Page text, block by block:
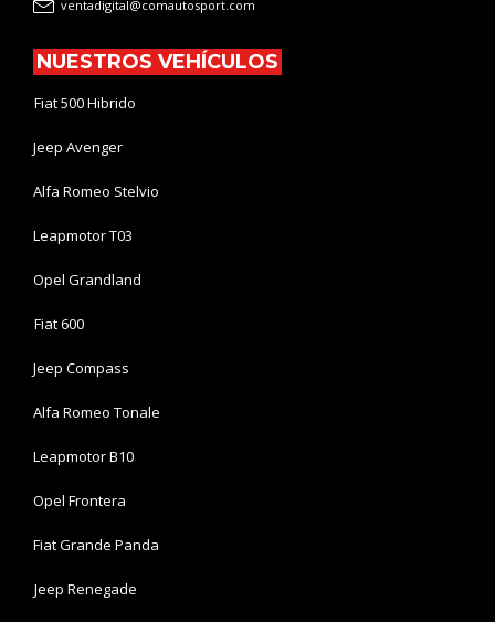
ventadigital@comautosport.com
NUESTROS VEHÍCULOS
Fiat 500 Hibrido
Jeep Avenger
Alfa Romeo Stelvio
Leapmotor T03
Opel Grandland
Fiat 600
Jeep Compass
Alfa Romeo Tonale
Leapmotor B10
Opel Frontera
Fiat Grande Panda
Jeep Renegade